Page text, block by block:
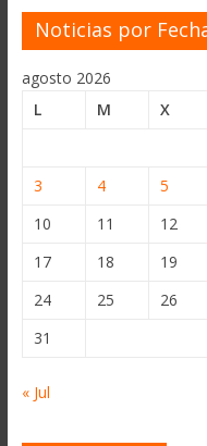
Noticias por
agosto 2026
L
M X
3
4 5
10
11 12
17
18 19
24
25 26
31
« Jul